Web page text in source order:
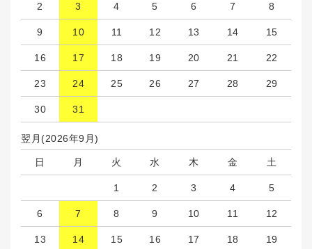
2 3 4 5 6 7 8
9 10 11 12 13 14 15
16 17 18 19 20 21 22
23 24 25 26 27 28 29
30 31
翌月(2026年9月)
日 月 火 水 木 金 土
1 2 3 4 5
6 7 8 9 10 11 12
13 14 15 16 17 18 19